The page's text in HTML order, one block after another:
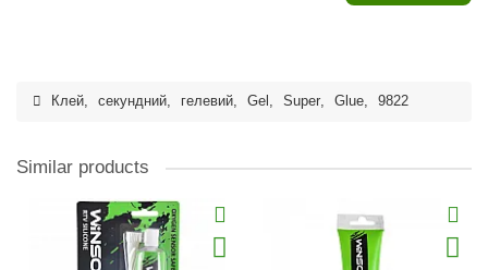
Клей, секундний, гелевий, Gel , Super, Glue, 9822
Similar products